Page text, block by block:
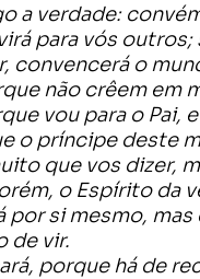
a verdade:
para vós
convencerá o
não crêem em
vou para o Pai,
o príncipe deste
que vos dizer,
o Espírito da
por si mesmo,
de vir.
porque há de